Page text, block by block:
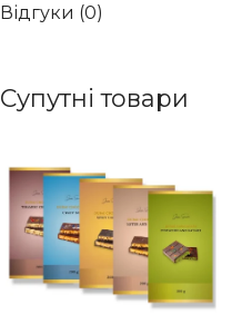
Відгуки (0)
Супутні товари